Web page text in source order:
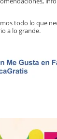
todo lo que
a lo grande.